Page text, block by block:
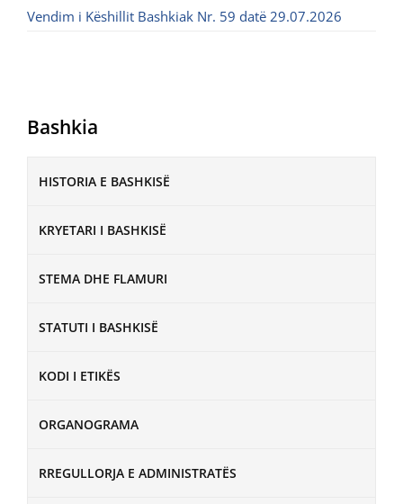
Bashkia
HISTORIA E BASHKISË
KRYETARI I BASHKISË
STEMA DHE FLAMURI
STATUTI I BASHKISË
KODI I ETIKËS
ORGANOGRAMA
RREGULLORJA E ADMINISTRATËS
Vendim i Këshillit Bashkiak Nr. 59 datë 29.07.2026